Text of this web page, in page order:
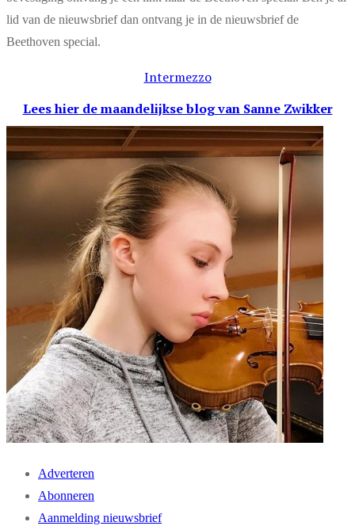
lid van de nieuwsbrief dan ontvang je in de nieuwsbrief de
Beethoven special.
Intermezzo
Lees hier de maandelijkse blogvan Sanne Zwikker
Adverteren
Abonneren
Aanmelding nieuwsbrief